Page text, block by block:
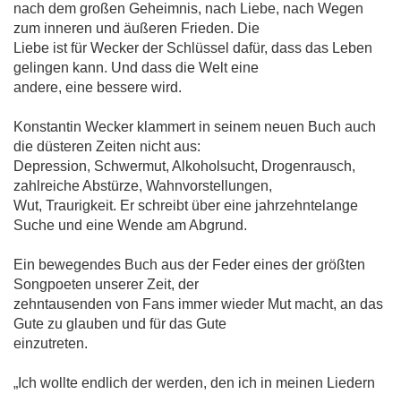
nach dem großen Geheimnis, nach Liebe, nach Wegen
zum inneren und äußeren Frieden. Die
Liebe ist für Wecker der Schlüssel dafür, dass das Leben
gelingen kann. Und dass die Welt eine
andere, eine bessere wird.
Konstantin Wecker klammert in seinem neuen Buch auch
die düsteren Zeiten nicht aus:
Depression, Schwermut, Alkoholsucht, Drogenrausch,
zahlreiche Abstürze, Wahnvorstellungen,
Wut, Traurigkeit. Er schreibt über eine jahrzehntelange
Suche und eine Wende am Abgrund.
Ein bewegendes Buch aus der Feder eines der größten
Songpoeten unserer Zeit, der
zehntausenden von Fans immer wieder Mut macht, an das
Gute zu glauben und für das Gute
einzutreten.
„Ich wollte endlich der werden, den ich in meinen Liedern